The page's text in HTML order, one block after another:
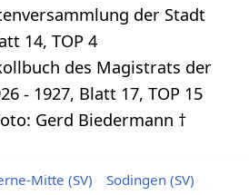
der Stadt
14, TOP 4
des Magistrats der
- 1927, Blatt 17, TOP 15
Gerd Biedermann †
Mitte (SV) Sodingen (SV)